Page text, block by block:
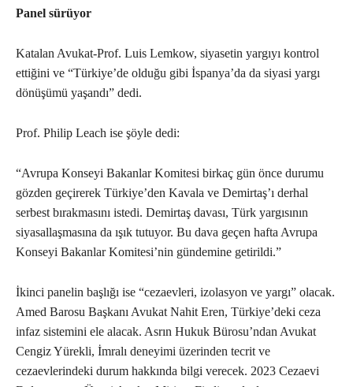
Panel sürüyor
Katalan Avukat-Prof. Luis Lemkow, siyasetin yargıyı kontrol
ettiğini ve “Türkiye’de olduğu gibi İspanya’da da siyasi yargı
dönüşümü yaşandı” dedi.
Prof. Philip Leach ise şöyle dedi:
“Avrupa Konseyi Bakanlar Komitesi birkaç gün önce durumu
gözden geçirerek Türkiye’den Kavala ve Demirtaş’ı derhal
serbest bırakmasını istedi. Demirtaş davası, Türk yargısının
siyasallaşmasına da ışık tutuyor. Bu dava geçen hafta Avrupa
Konseyi Bakanlar Komitesi’nin gündemine getirildi.”
İkinci panelin başlığı ise “cezaevleri, izolasyon ve yargı” olacak.
Amed Barosu Başkanı Avukat Nahit Eren, Türkiye’deki ceza
infaz sistemini ele alacak. Asrın Hukuk Bürosu’ndan Avukat
Cengiz Yürekli, İmralı deneyimi üzerinden tecrit ve
cezaevlerindeki durum hakkında bilgi verecek. 2023 Cezaevi